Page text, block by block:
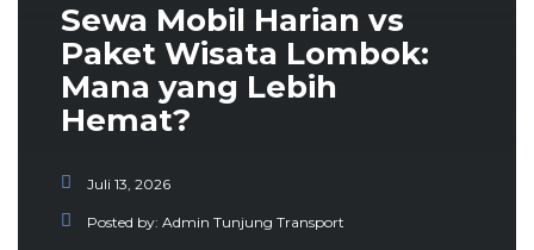
Sewa Mobil Harian vs
Paket Wisata Lombok:
Mana yang Lebih
Hemat?
Juli 13, 2026
Posted by: Admin Tunjung Transport